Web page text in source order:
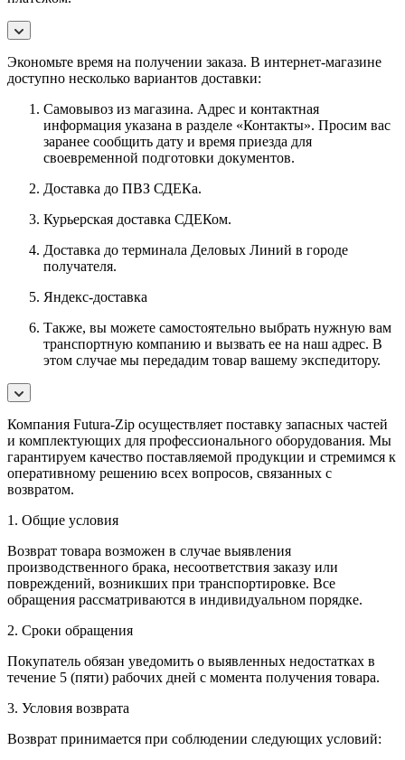
Экономьте время на получении заказа. В интернет-магазине
доступно несколько вариантов доставки:
Самовывоз из магазина. Адрес и контактная
информация указана в разделе «Контакты». Просим вас
заранее сообщить дату и время приезда для
своевременной подготовки документов.
Доставка до ПВЗ СДЕКа.
Курьерская доставка СДЕКом.
Доставка до терминала Деловых Линий в городе
получателя.
Яндекс-доставка
Также, вы можете самостоятельно выбрать нужную вам
транспортную компанию и вызвать ее на наш адрес. В
этом случае мы передадим товар вашему экспедитору.
Компания Futura-Zip осуществляет поставку запасных частей
и комплектующих для профессионального оборудования. Мы
гарантируем качество поставляемой продукции и стремимся к
оперативному решению всех вопросов, связанных с
возвратом.
1. Общие условия
Возврат товара возможен в случае выявления
производственного брака, несоответствия заказу или
повреждений, возникших при транспортировке. Все
обращения рассматриваются в индивидуальном порядке.
2. Сроки обращения
Покупатель обязан уведомить о выявленных недостатках в
течение 5 (пяти) рабочих дней с момента получения товара.
3. Условия возврата
Возврат принимается при соблюдении следующих условий: